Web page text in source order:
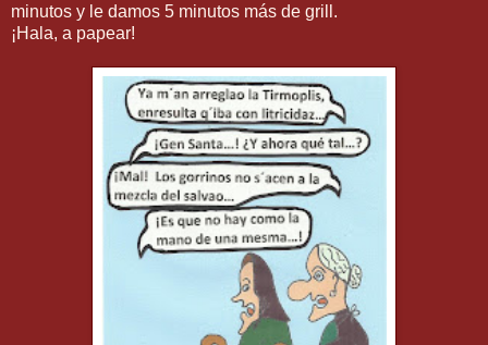
minutos y le damos 5 minutos más de grill.
¡Hala, a papear!